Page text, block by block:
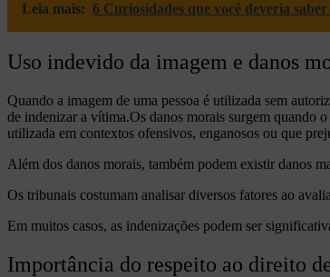
Leia mais: 6 Curiosidades que você deveria
Uso indevido da imagem e danos
Quando a imagem de uma pessoa é utilizada sem
de indenizar a vítima.Os danos morais surgem quando
utilizada em contextos ofensivos, enganosos ou que
Além dos danos morais, também podem existir danos
Os tribunais costumam analisar diversos fatores ao
Em muitos casos, as indenizações podem ser
Importância do respeito ao direito